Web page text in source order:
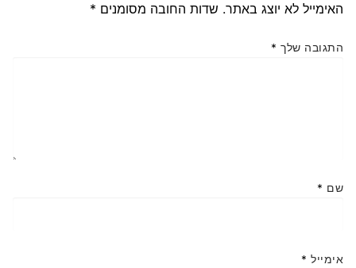
האימייל לא יוצג באתר. שדות החובה מסומנים *
התגובה שלך *
שם *
אימייל *